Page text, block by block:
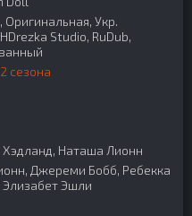
Укр.
Studio, RuDub,
сезона
Наташа Лионн
Джереми Бобб, Ребекка
Элизабет Эшли